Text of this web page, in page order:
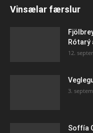
Vinsælar færslur
Rótarý
12.
3.
Soffía